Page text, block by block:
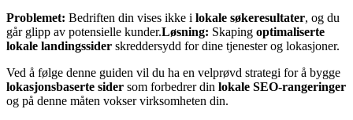
Problemet: Bedriften din vises ikke i lokale søkeresultater, og du
går glipp av potensielle kunder.Løsning: Skaping optimaliserte
lokale landingssider skreddersydd for dine tjenester og lokasjoner.
Ved å følge denne guiden vil du ha en velprøvd strategi for å bygge
lokasjonsbaserte sider som forbedrer din lokale SEO-rangeringer
og på denne måten vokser virksomheten din.